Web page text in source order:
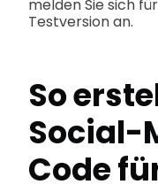
melden Sie sich
Testversion an.
So
Social-
Code